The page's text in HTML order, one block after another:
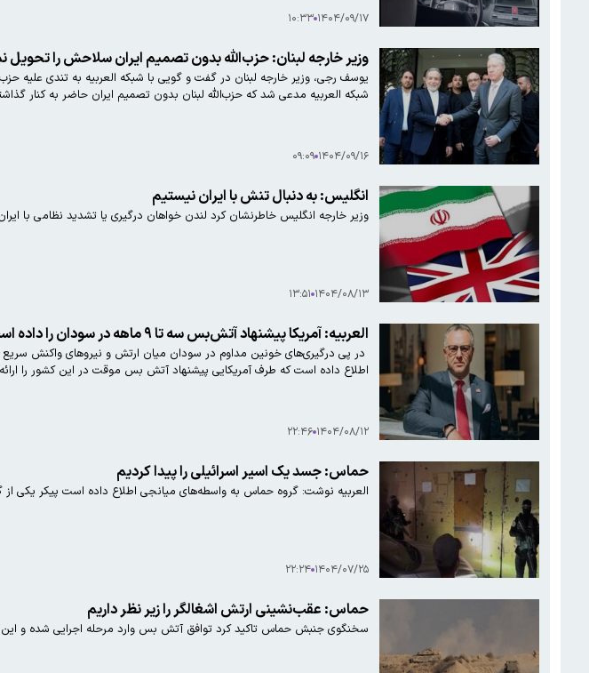
۱۴۰۴/۰۹/۱۷ ۱۰:۳۳
وزیر خارجه لبنان: حزب‌الله بدون تصمیم ایران سلاحش را
شبکه العربیه مدعی شد که حزب‌الله لبنان بدون تصمیم ایران حاضر به کنار
۱۴۰۴/۰۹/۱۶ ۰۹:۰۹
انگلیس: به دنبال تنش با ایران نیستیم
وزیر خارجه انگلیس خاطرنشان کرد لندن خواهان درگیری یا تشدید نظامی با
۱۴۰۴/۰۸/۱۳ ۱۳:۵۱
العربیه: آمریکا پیشنهاد آتش‌بس سه تا ۹ ماهه در سودان را داده است
در پی درگیری‌های خونین مداوم در سودان میان ارتش و نیرو‌های واکنش سریع
اطلاع داده است که طرف آمریکایی پیشنهاد آتش بس موقت در این کشور را ارائه
۱۴۰۴/۰۸/۱۲ ۲۲:۴۶
حماس: جسد یک اسیر اسرائیلی را پیدا کردیم
العربیه نوشت: گروه حماس به واسطه‌های میانجی اطلاع داده است پیکر یکی از گروگان‌های اسرائیلی را یافته است، خبری که می‌تواند بر روند مذاکرات و فضای تنش‌زده منطقه تأثیر بگذارد.
۱۴۰۴/۰۷/۲۵ ۲۲:۲۴
حماس: عقب‌نشینی ارتش اشغالگر را زیر نظر داریم
سخنگوی جنبش حماس تاکید کرد توافق آتش بس وارد مرحله اجرایی شده و این